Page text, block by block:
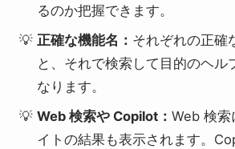
るのか把握できます。
正確な機能名： それぞれの正確
と、それで検索して目的のヘル
なります。
Web 検索や Copilot：Web 検索
イトの結果も表示されます。